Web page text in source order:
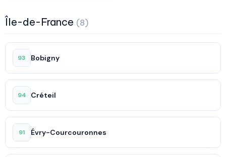
Île-de-France (8)
93 Bobigny
94 Créteil
91 Évry-Courcouronnes